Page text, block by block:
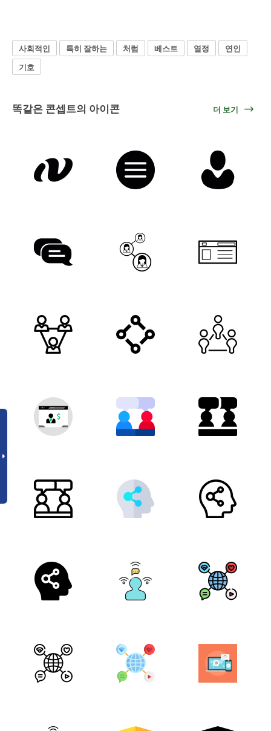
사회적인 특히 잘하는 처럼 베스트 열정
연인
기호
똑같은 콘셉트의 아이콘 더 보기